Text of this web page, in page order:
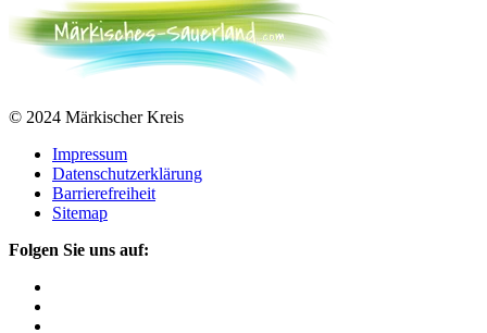
© 2024 Märkischer Kreis
Impressum
Datenschutzerklärung
Barrierefreiheit
Sitemap
Folgen Sie uns auf: